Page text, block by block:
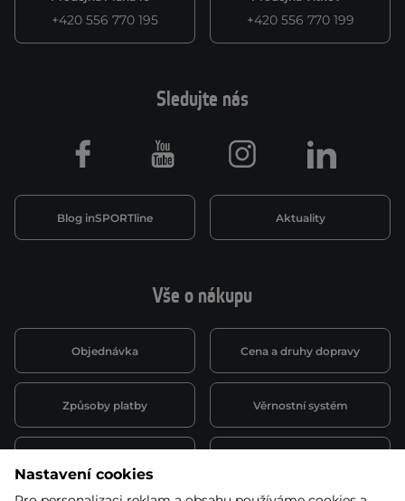
+420 556 770 195 +420 556 770 199
Vše o nákupu
Objednávka Cena a druhy dopravy
Způsoby platby Věrnostní systém
Sledujte nás
Blog inSPORTline Aktuality
Facebook Youtube Instagram LinkedIn
Nastavení cookies